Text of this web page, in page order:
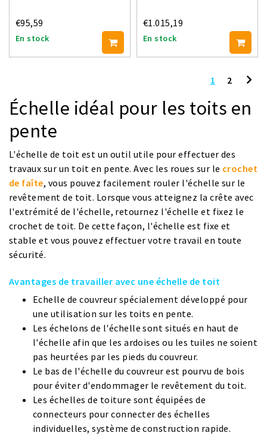
€95,59
En stock
€1.015,19
En stock
1 2
Échelle idéal pour les toits en
pente
L'échelle de toit est un outil utile pour effectuer des
travaux sur un toit en pente. Avec les roues sur le crochet
de faîte, vous pouvez facilement rouler l'échelle sur le
revêtement de toit. Lorsque vous atteignez la crête avec
l'extrémité de l'échelle, retournez l'échelle et fixez le
crochet de toit. De cette façon, l'échelle est fixe et
stable et vous pouvez effectuer votre travail en toute
sécurité.
Avantages de travailler avec une échelle de toit
Echelle de couvreur spécialement développé pour
une utilisation sur les toits en pente.
Les échelons de l'échelle sont situés en haut de
l'échelle afin que les ardoises ou les tuiles ne soient
pas heurtées par les pieds du couvreur.
Le bas de l'échelle du couvreur est pourvu de bois
pour éviter d'endommager le revêtement du toit.
Les échelles de toiture sont équipées de
connecteurs pour connecter des échelles
individuelles, système de construction rapide.